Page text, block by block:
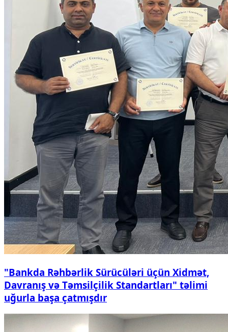
"Bankda Rəhbərlik Sürücüləri üçün Xidmət,
Davranış və Təmsilçilik Standartları" təlimi
uğurla başa çatmışdır